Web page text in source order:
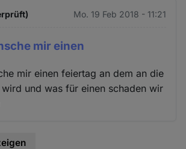
Mo. 19 Feb 2018 - 11:21
mir einen
mir einen feiertag an dem an die
und was für einen schaden wir